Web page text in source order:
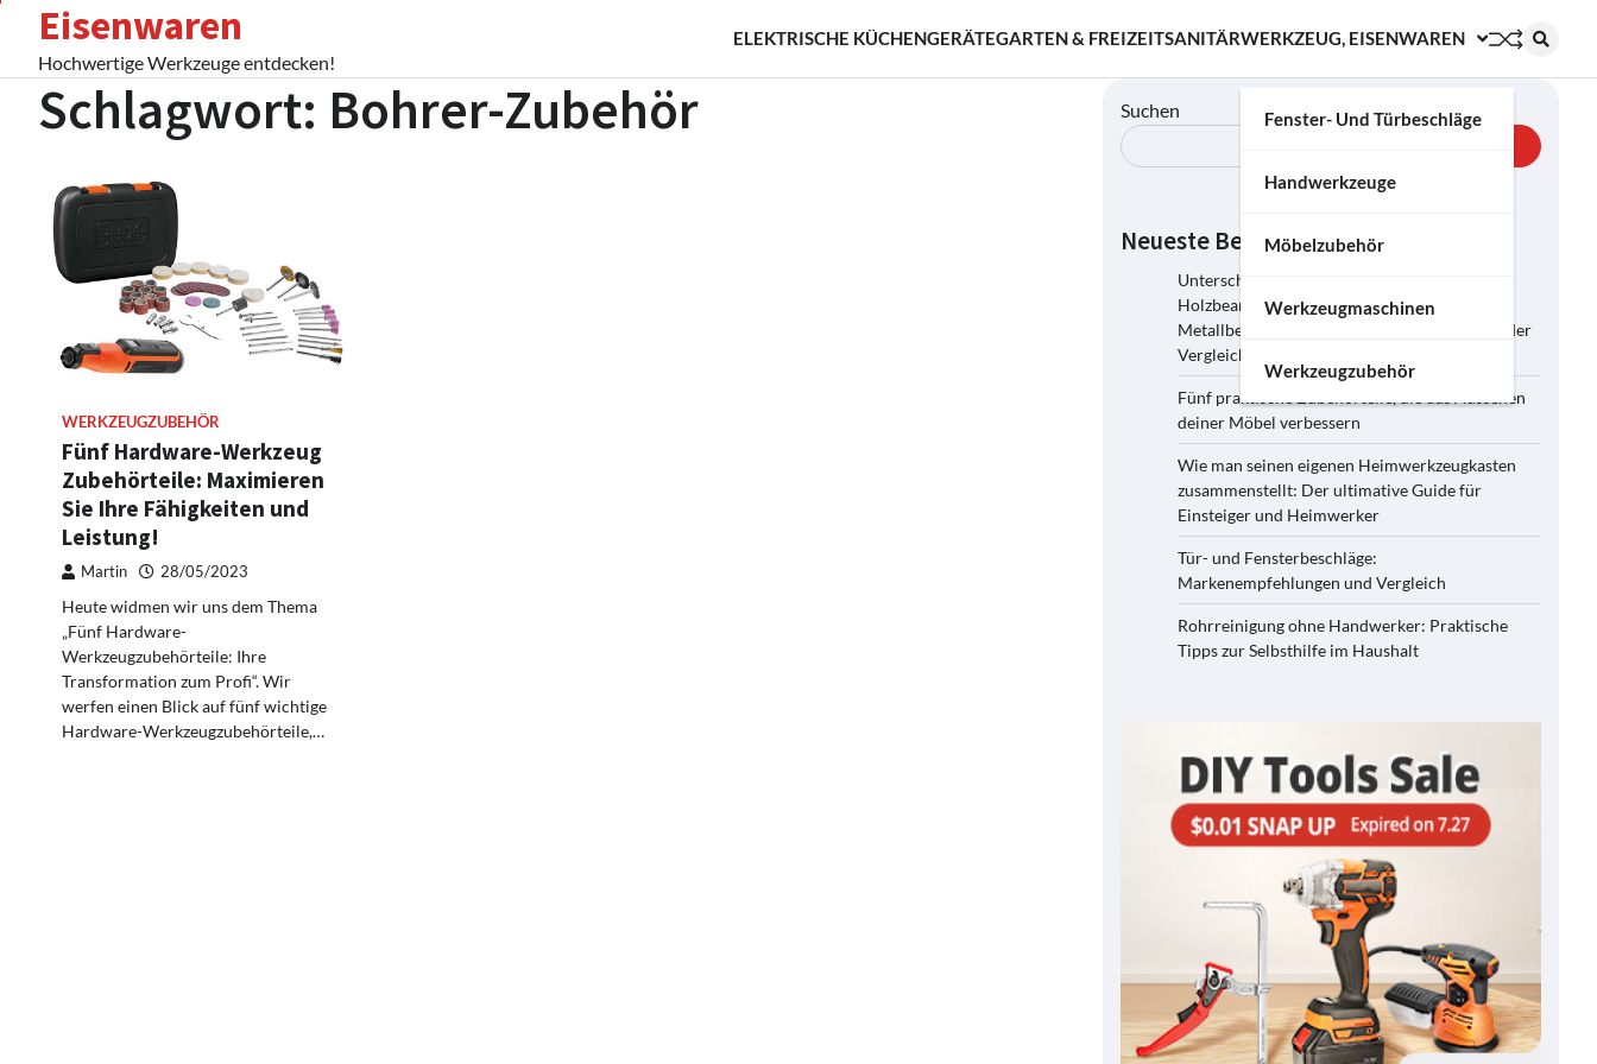
content
Eisenwaren
Hochwertige Werkzeuge entdecken!
ELEKTRISCHE KÜCHENGERÄTEGARTEN & FREIZEITSANITÄRWERKZEUG, EISENWAREN
Fenster- Und Türbeschläge
Handwerkzeuge
Möbelzubehör
Werkzeugmaschinen
Werkzeugzubehör
Schlagwort: Bohrer-Zubehör
WERKZEUGZUBEHÖR
Fünf Hardware-Werkzeug
Zubehörteile: Maximieren
Sie Ihre Fähigkeiten und
Leistung!
Martin 28/05/2023
Heute widmen wir uns dem Thema
„Fünf Hardware-
Werkzeugzubehörteile: Ihre
Transformation zum Profi“. Wir
werfen einen Blick auf fünf wichtige
Hardware-Werkzeugzubehörteile,…
Suchen
Neueste Beiträge
Unterschiede zwischen
Holzbearbeitungsmaschinen und
Metallbearbeitungsmaschinen: Ein umfassender
Vergleich
Fünf praktische Zubehörteile, die das Aussehen
deiner Möbel verbessern
Wie man seinen eigenen Heimwerkzeugkasten
zusammenstellt: Der ultimative Guide für
Einsteiger und Heimwerker
Tür- und Fensterbeschläge:
Markenempfehlungen und Vergleich
Rohrreinigung ohne Handwerker: Praktische
Tipps zur Selbsthilfe im Haushalt